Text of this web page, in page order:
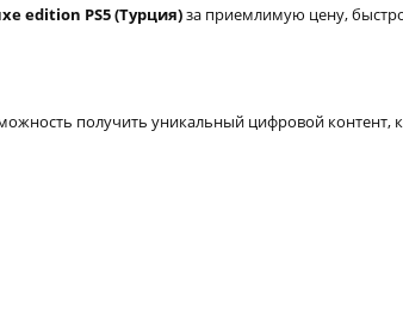
edition PS5 (Турция)за приемлимую цену,
получить уникальный цифровой